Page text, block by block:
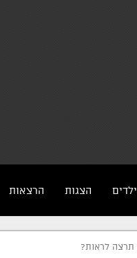
ילדים הצגות הרצאות